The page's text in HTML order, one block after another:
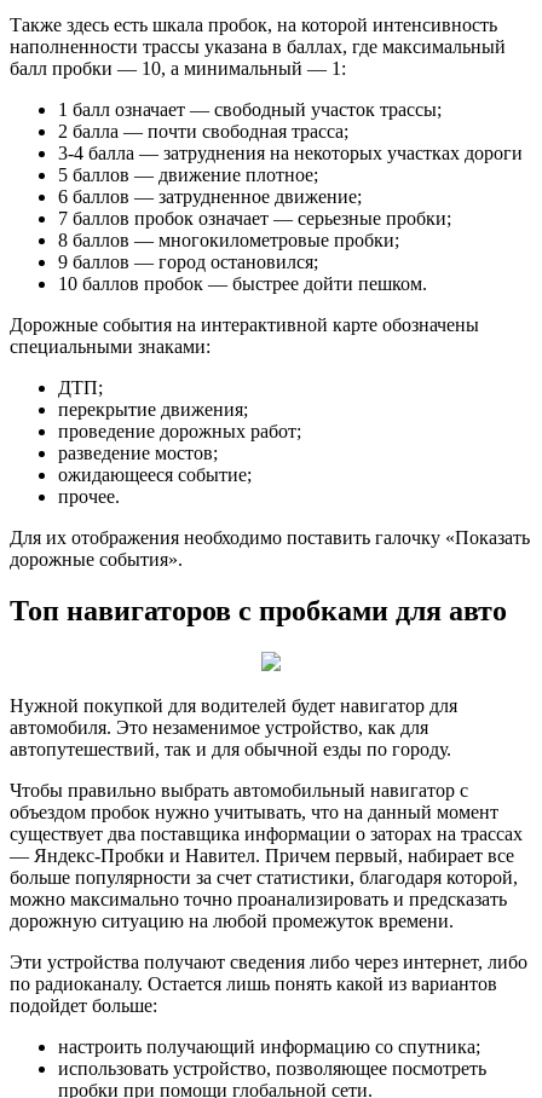
Также здесь есть шкала пробок, на которой интенсивность
наполненности трассы указана в баллах, где максимальный
балл пробки — 10, а минимальный — 1:
1 балл означает — свободный участок трассы;
2 балла — почти свободная трасса;
3-4 балла — затруднения на некоторых участках дороги
5 баллов — движение плотное;
6 баллов — затрудненное движение;
7 баллов пробок означает — серьезные пробки;
8 баллов — многокилометровые пробки;
9 баллов — город остановился;
10 баллов пробок — быстрее дойти пешком.
Дорожные события на интерактивной карте обозначены
специальными знаками:
ДТП;
перекрытие движения;
проведение дорожных работ;
разведение мостов;
ожидающееся событие;
прочее.
Для их отображения необходимо поставить галочку «Показать
дорожные события».
Топ навигаторов с пробками для авто
Нужной покупкой для водителей будет навигатор для
автомобиля. Это незаменимое устройство, как для
автопутешествий, так и для обычной езды по городу.
Чтобы правильно выбрать автомобильный навигатор с
объездом пробок нужно учитывать, что на данный момент
существует два поставщика информации о заторах на трассах
— Яндекс-Пробки и Навител. Причем первый, набирает все
больше популярности за счет статистики, благодаря которой,
можно максимально точно проанализировать и предсказать
дорожную ситуацию на любой промежуток времени.
Эти устройства получают сведения либо через интернет, либо
по радиоканалу. Остается лишь понять какой из вариантов
подойдет больше:
настроить получающий информацию со спутника;
использовать устройство, позволяющее посмотреть
пробки при помощи глобальной сети.